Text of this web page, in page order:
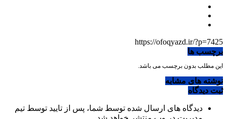
https://ofoqyazd.ir/?p=7425
برچسب ها
این مطلب بدون برچسب می باشد.
نوشته های مشابه
ثبت دیدگاه
دیدگاه های ارسال شده توسط شما، پس از تایید توسط تیم